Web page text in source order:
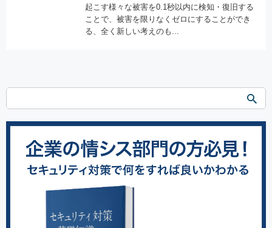
起こす様々な被害を0.1秒以内に検知・復旧する
ことで、被害を限りなくゼロにすることができ
る、全く新しい考えのも...